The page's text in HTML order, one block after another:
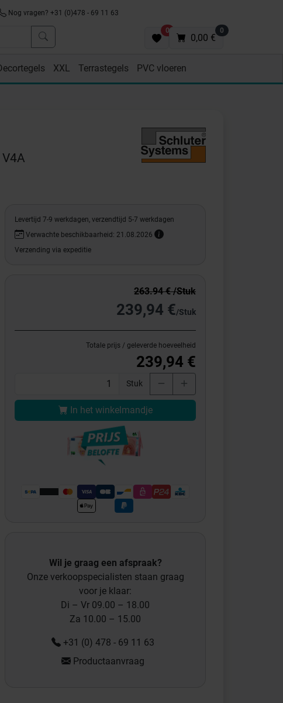
Nog vragen? +31 (0)478 - 69 11 63
0 0
0,00 €
XXL Terrastegels PVC vloeren
Levertijd 7-9 werkdagen, verzendtijd 5-7 werkdagen
Verwachte beschikbaarheid: 21.08.2026
Verzending via expeditie
263.94 € /Stuk
239,94 €/Stuk
Totale prijs / geleverde hoeveelheid
239,94 €
Stuk
In het winkelmandje
Wil je graag een afspraak?
Onze verkoopspecialisten staan graag
voor je klaar:
Di – Vr 09.00 – 18.00
Za 10.00 – 15.00
+31 (0) 478 - 69 11 63
Productaanvraag